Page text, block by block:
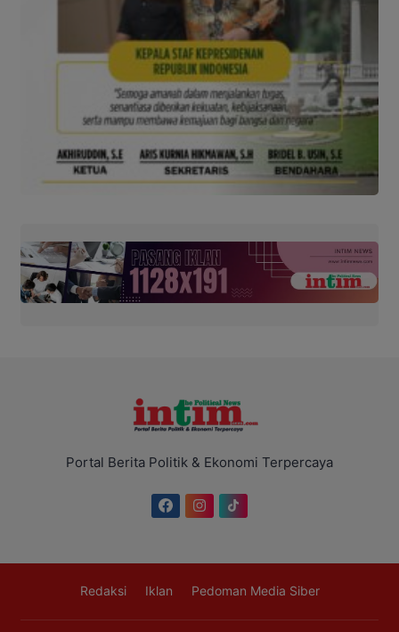
Portal Berita Politik & Ekonomi Terpercaya
Redaksi Iklan Pedoman Media Siber